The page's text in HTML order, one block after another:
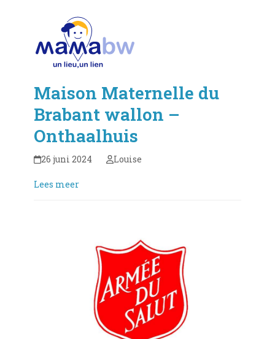
Maison Maternelle du
Brabant wallon –
Onthaalhuis
26 juni 2024 Louise
Lees meer